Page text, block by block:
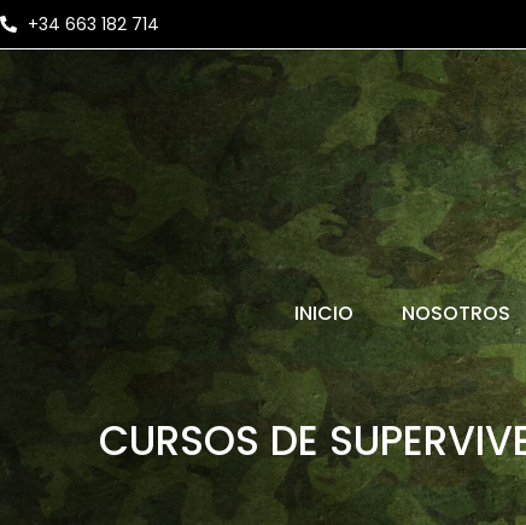
+34 663 182 714
INICIO NOSOTROS
CURSOS DE